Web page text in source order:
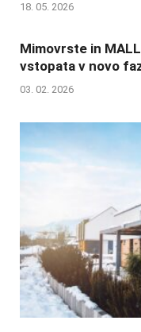
18. 05. 2026
Mimovrste in
vstopata v novo
03. 02. 2026